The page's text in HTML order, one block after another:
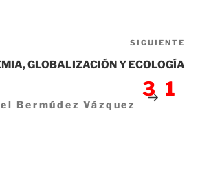
SIGUIENTE
GLOBALIZACIÓN Y ECOLOGÍA
31
Bermúdez Vázquez